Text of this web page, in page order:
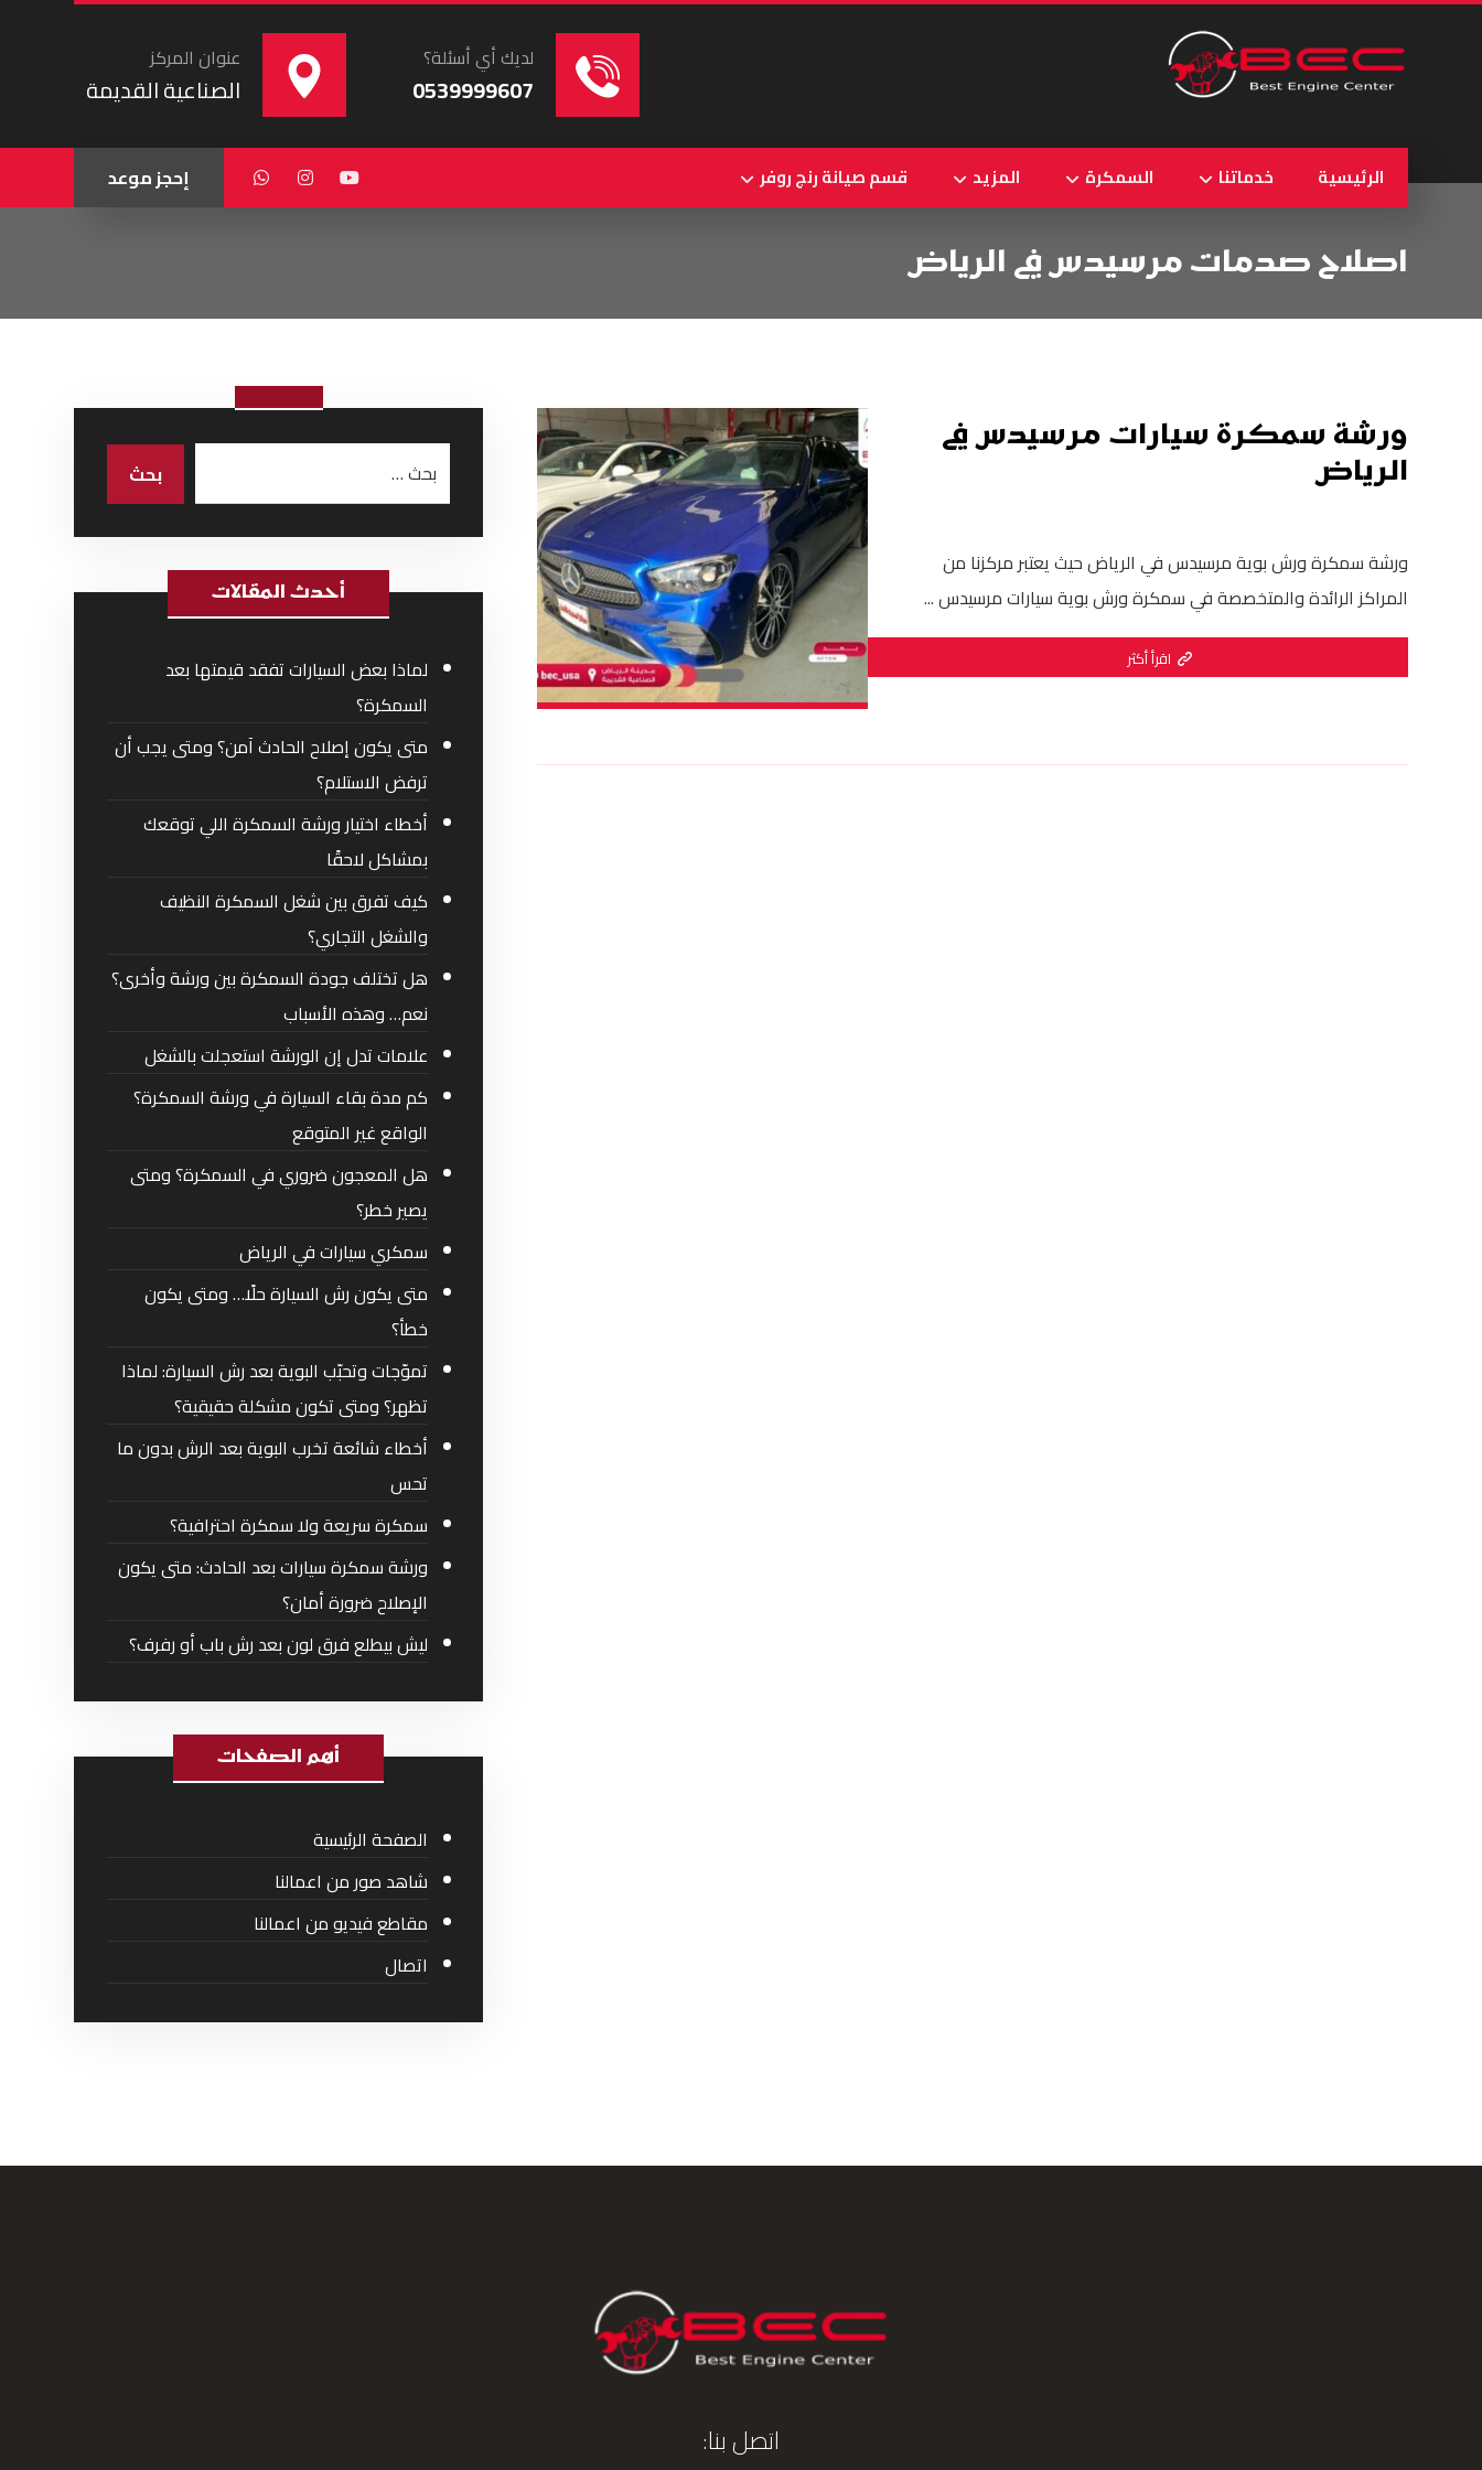
عنوان المركز
الصناعية القديمة
لديك أي أسئلة؟
0539999607
الرئيسية خدماتنا السمكرة المزيد قسم صيانة رنج روفر إحجز موعد
اصلاح صدمات مرسيدس في الرياض
ورشة سمكرة سيارات مرسيدس في
الرياض
ورشة سمكرة ورش بوية مرسيدس في الرياض حيث يعتبر مركزنا من
المراكز الرائدة والمتخصصة في سمكرة ورش بوية سيارات مرسيدس ...
اقرأ أكثر
أحدث المقالات
لماذا بعض السيارات تفقد قيمتها بعد
السمكرة؟
متى يكون إصلاح الحادث آمن؟ ومتى يجب أن
ترفض الاستلام؟
أخطاء اختيار ورشة السمكرة اللي توقعك
بمشاكل لاحقًا
كيف تفرق بين شغل السمكرة النظيف
والشغل التجاري؟
هل تختلف جودة السمكرة بين ورشة وأخرى؟
نعم… وهذه الأسباب
علامات تدل إن الورشة استعجلت بالشغل
كم مدة بقاء السيارة في ورشة السمكرة؟
الواقع غير المتوقع
هل المعجون ضروري في السمكرة؟ ومتى
يصير خطر؟
سمكري سيارات في الرياض
متى يكون رش السيارة حلًا… ومتى يكون
خطأ؟
تموّجات وتحبّب البوية بعد رش السيارة: لماذا
تظهر؟ ومتى تكون مشكلة حقيقية؟
أخطاء شائعة تخرب البوية بعد الرش بدون ما
تحس
سمكرة سريعة ولا سمكرة احترافية؟
ورشة سمكرة سيارات بعد الحادث: متى يكون
الإصلاح ضرورة أمان؟
ليش بيطلع فرق لون بعد رش باب أو رفرف؟
أهم الصفحات
الصفحة الرئيسية
شاهد صور من اعمالنا
مقاطع فيديو من اعمالنا
اتصال
اتصل بنا: